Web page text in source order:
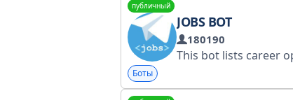
публичный
JOBS BOT
180190
Боты